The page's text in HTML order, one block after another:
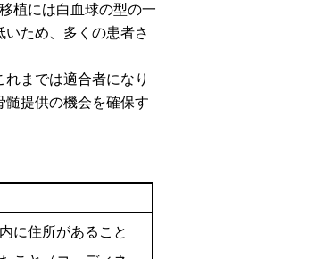
植には白血球の型の一
ため、多くの患者さ
までは適合者になり
提供の機会を確保す
に住所があること